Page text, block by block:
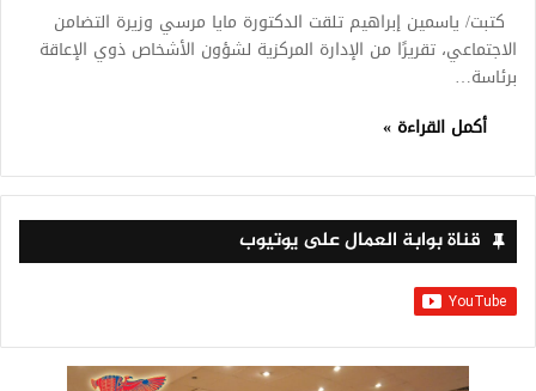
كتبت/ ياسمين إبراهيم تلقت الدكتورة مايا مرسي وزيرة التضامن
الاجتماعي، تقريرًا من الإدارة المركزية لشؤون الأشخاص ذوي الإعاقة
برئاسة…
أكمل القراءة »
قناة بوابة العمال على يوتيوب